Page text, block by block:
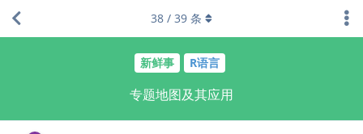
新鲜事 R语言
专题地图及其应用
38 / 39 条